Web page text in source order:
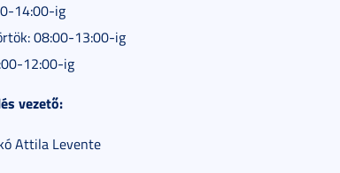
14:00-ig
08:00-13:00-ig
12:00-ig
vezető:
Attila Levente